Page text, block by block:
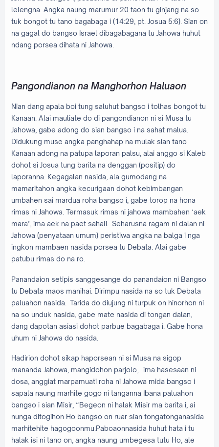
lelengna. Angka naung marumur 20 taon tu ginjang na so
tuk bongot tu tano bagabaga i (14:29, pt. Josua 5:6). Sian on
na gagal do bangso Israel dibagabagana tu Jahowa huhut
ndang porsea dihata ni Jahowa.
Pangondianon na Manghorhon Haluaon
Nian dang apala boi tung saluhut bangso i tolhas bongot tu
Kanaan. Alai mauliate do di pangondianon ni si Musa tu
Jahowa, gabe adong do sian bangso i na sahat malua.
Didukung muse angka panghahap na mulak sian tano
Kanaan adong na patupa laporan palsu, alai anggo si Kaleb
dohot si Josua tung barita na denggan (positip) do
laporanna. Kegagalan nasida, ala gumodang na
mamaritahon angka kecurigaan dohot kebimbangan
umbahen sai mardua roha bangso i, gabe torop na hona
rimas ni Jahowa. Termasuk rimas ni jahowa mambahen ‘aek
mara’, ima aek na paet sahali. Seharusna ragam ni dalan ni
Jahowa (penyataan umum) peristiwa angka na balga i nga
ingkon mambaen nasida porsea tu Debata. Alai gabe
patubu rimas do na ro.
Panandaion setipis sanggesange do panandaion ni Bangso
tu Debata maos manihai. Dirimpu nasida na so tuk Debata
paluahon nasida. Tarida do diujung ni turpuk on hinorhon ni
na so unduk nasida, gabe mate nasida di tongan dalan,
dang dapotan asiasi dohot parbue bagabaga i. Gabe hona
uhum ni Jahowa do nasida.
Hadirion dohot sikap haporsean ni si Musa na sigop
mananda Jahowa, mangidohon parjolo, ima hasesaan ni
dosa, anggiat marpamuati roha ni Jahowa mida bangso i
sapala naung marhite gogo ni tanganna Ibana paluahon
bangso i sian Misir, “Begeon ni halak Misir ma barita i, ai
nunga ditogihon Ho bangso on ruar sian tongatonganasida
marhitehite hagogoonmu.Paboaonnasida huhut hata i tu
halak isi ni tano on, angka naung umbegesa tutu Ho, ale